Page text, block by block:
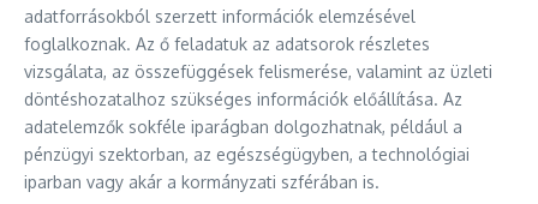
adatforrásokból szerzett információk elemzésével
foglalkoznak. Az ő feladatuk az adatsorok részletes
vizsgálata, az összefüggések felismerése, valamint az üzleti
döntéshozatalhoz szükséges információk előállítása. Az
adatelemzők sokféle iparágban dolgozhatnak, például a
pénzügyi szektorban, az egészségügyben, a technológiai
iparban vagy akár a kormányzati szférában is.